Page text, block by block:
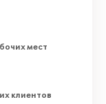
мест
клиентов